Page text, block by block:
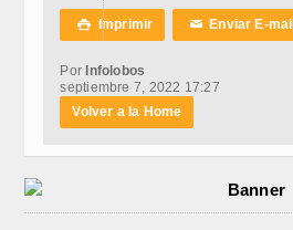
 Imprimir ✉Enviar E-mail
Por Infolobos
septiembre 7, 2022 17:27
Volver a la Home